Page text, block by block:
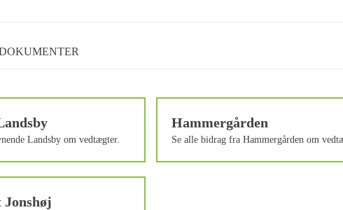
Landsby om vedtægter.
Hammergården
Se alle bidrag fra Hammergården om
Jonshøj